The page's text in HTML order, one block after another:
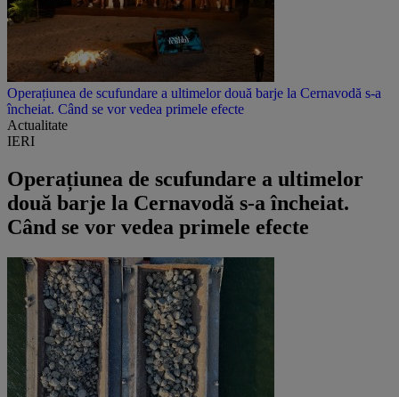
Operațiunea de scufundare a ultimelor două barje la Cernavodă s-a
încheiat. Când se vor vedea primele efecte
Actualitate
IERI
Operațiunea de scufundare a ultimelor
două barje la Cernavodă s-a încheiat.
Când se vor vedea primele efecte